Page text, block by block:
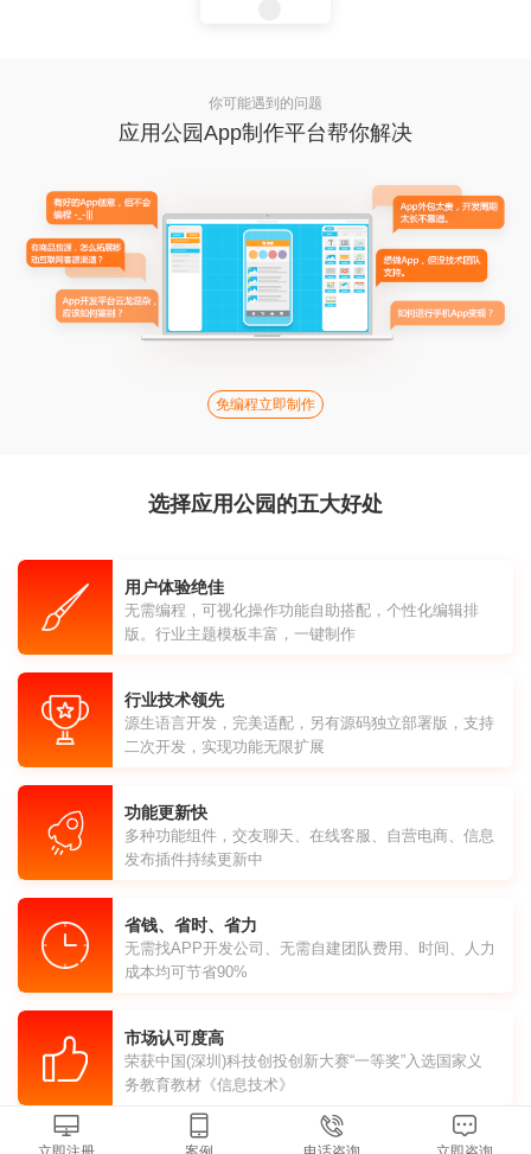
你可能遇到的问题
应用公园App制作平台帮你解决
免编程立即制作
选择应用公园的五大好处
用户体验绝佳
无需编程，可视化操作功能自助搭配，个性化编辑排
版。行业主题模板丰富，一键制作
行业技术领先
源生语言开发，完美适配，另有源码独立部署版，支持
二次开发，实现功能无限扩展
功能更新快
多种功能组件，交友聊天、在线客服、自营电商、信息
发布插件持续更新中
省钱、省时、省力
无需找APP开发公司、无需自建团队费用、时间、人力
成本均可节省90%
市场认可度高
荣获中国(深圳)科技创投创新大赛“一等奖”入选国家义
务教育教材《信息技术》